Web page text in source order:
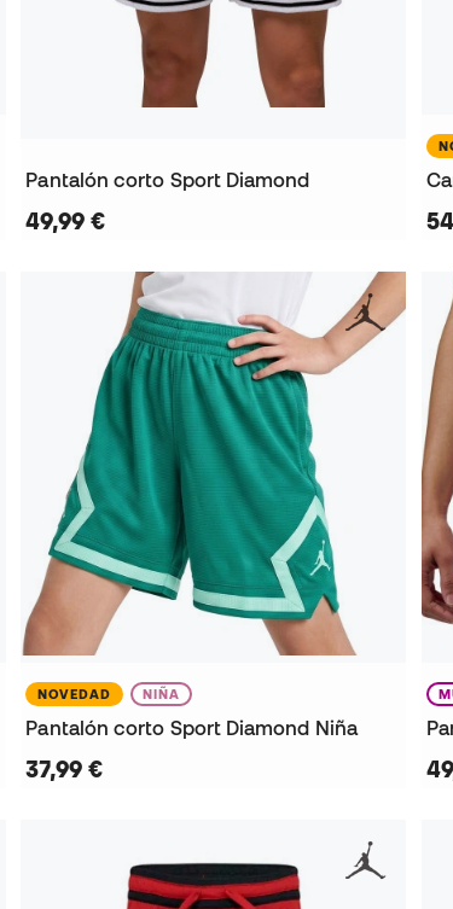
Pantalón corto Sport Diamond
49,99 €
NOVEDAD NIÑA
Pantalón corto Sport Diamond Niña
37,99 €